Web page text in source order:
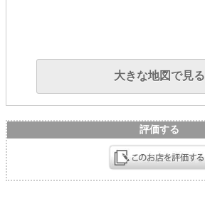
大きな地図で見る
評価する